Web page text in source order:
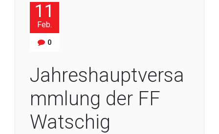
11
Feb.
0
Jahreshauptversa
mmlung der FF
Watschig